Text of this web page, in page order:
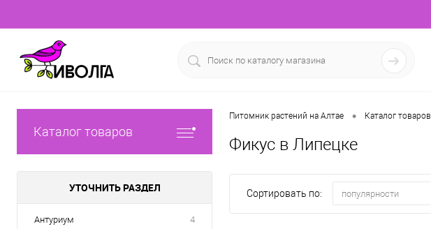
Каталог товаров
УТОЧНИТЬ РАЗДЕЛ
Антуриум 4
Питомник растений на Алтае • Каталог товаров
Фикус в Липецке
Сортировать по: популярности